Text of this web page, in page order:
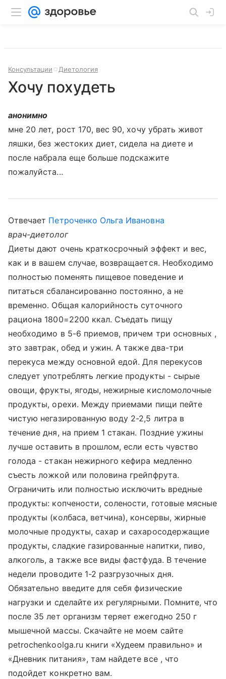
Консультации Диетология
Хочу похудеть
анонимно
мне 20 лет, рост 170, вес 90, хочу убрать живот
ляшки, без жестоких диет, сидела на диете и
после набрала еще больше подскажите
пожалуйста...
Отвечает Петроченко Ольга Ивановна
врач-диетолог
Диеты дают очень краткосрочный эффект и вес,
как и в вашем случае, возвращается. Необходимо
полностью поменять пищевое поведение и
питаться сбалансированно постоянно, а не
временно. Общая калорийность суточного
рациона 1800=2200 ккал. Съедать пищу
необходимо в 5-6 приемов, причем три основных ,
это завтрак, обед и ужин. А также два-три
перекуса между основной едой. Для перекусов
следует употреблять легкие продукты - сырые
овощи, фрукты, ягоды, нежирные кисломолочные
продукты, орехи. Между приемами пищи пейте
чистую негазированную воду 2-2,5 литра в
течение дня, на прием 1 стакан. Поздние ужины
лучше оставить в прошлом, если есть чувство
голода - стакан нежирного кефира медленно
съесть ложкой или половина грейпфрута.
Ограничить или полностью исключить вредные
продукты: копчености, солености, готовые мясные
продукты (колбаса, ветчина), консервы, жирные
молочные продукты, сахар и сахаросодержащие
продукты, сладкие газированные напитки, пиво,
алкоголь, а также все виды фастфуда. В течение
недели проводите 1-2 разгрузочных дня.
Обязательно введите для себя физические
нагрузки и сделайте их регулярными. Помните, что
после 35 лет организм теряет ежегодно 250 г
мышечной массы. Скачайте не моем сайте
petrochenkoolga.ru книги «Худеем правильно» и
«Дневник питания», там найдете все , что
подойдет конкретно вам.